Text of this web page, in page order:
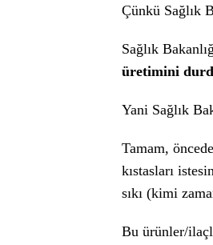
Çünkü Sağlık
Sağlık
üretimini
Yani Sağlık
Tamam,
kıstasları
sıkı (kimi
Bu ürünler/